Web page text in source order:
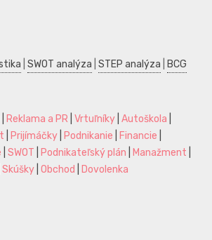
SWOT analýza STEP analýza
BCG
Reklama a PR Vrtuľníky Autoškola
Prijímáčky Podnikanie Financie
SWOT Podnikateľský plán Manažment
Skúšky Obchod Dovolenka